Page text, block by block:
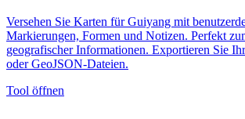
Versehen Sie Karten für Guiyang mit
Markierungen, Formen und Notizen. Perfekt
geografischer Informationen. Exportieren Sie
oder GeoJSON-Dateien.
Tool öffnen